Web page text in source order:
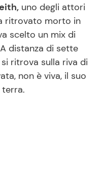
uno degli attori
ritrovato morto in
scelto un mix di
distanza di sette
ritrova sulla riva di
non è viva, il suo